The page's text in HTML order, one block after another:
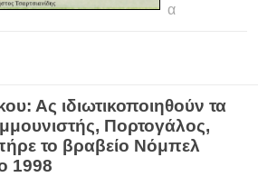
α
Ας ιδιωτικοποιηθούν τα
Πορτογάλος,
το βραβείο Νόμπελ
1998